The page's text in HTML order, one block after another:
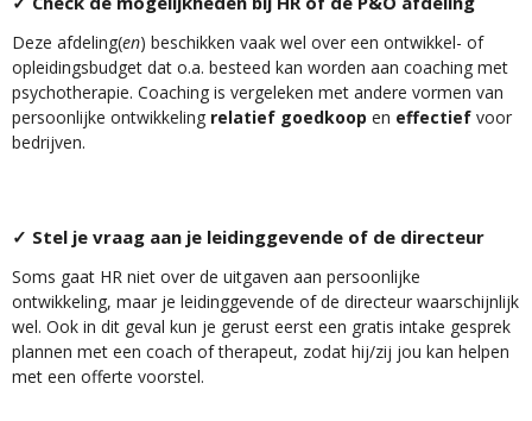
Deze afdeling(en) beschikken vaak wel over een ontwikkel- of
opleidingsbudget dat o.a. besteed kan worden aan coaching met
psychotherapie. Coaching is vergeleken met andere vormen van
persoonlijke ontwikkeling relatief goedkoop en effectief voor
bedrijven.
✓ Stel je vraag aan je leidinggevende of de directeur
Soms gaat HR niet over de uitgaven aan persoonlijke
ontwikkeling, maar je leidinggevende of de directeur waarschijnlijk
wel. Ook in dit geval kun je gerust eerst een gratis intake gesprek
plannen met een coach of therapeut, zodat hij/zij jou kan helpen
met een offerte voorstel.